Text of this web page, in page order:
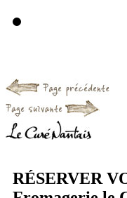
RÉSERVER